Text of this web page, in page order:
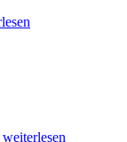
weiterlesen